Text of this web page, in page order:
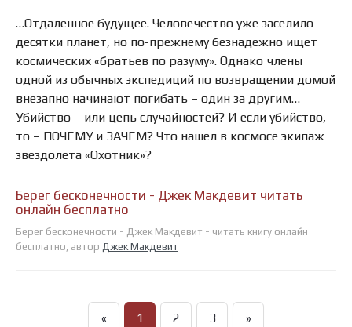
…Отдаленное будущее. Человечество уже заселило
десятки планет, но по-прежнему безнадежно ищет
космических «братьев по разуму». Однако члены
одной из обычных экспедиций по возвращении домой
внезапно начинают погибать – один за другим…
Убийство – или цепь случайностей? И если убийство,
то – ПОЧЕМУ и ЗАЧЕМ? Что нашел в космосе экипаж
звездолета «Охотник»?
Берег бесконечности - Джек Макдевит читать
онлайн бесплатно
Берег бесконечности - Джек Макдевит - читать книгу онлайн
бесплатно, автор Джек Макдевит
« 1 2 3 »